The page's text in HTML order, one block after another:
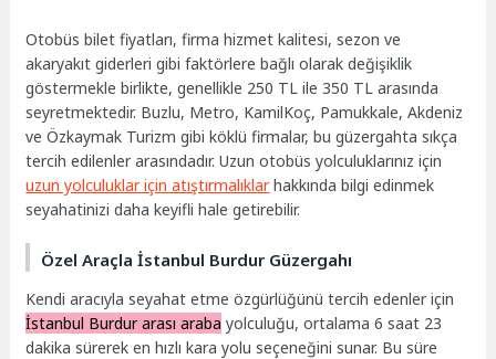
Otobüs bilet fiyatları, firma hizmet kalitesi, sezon ve
akaryakıt giderleri gibi faktörlere bağlı olarak değişiklik
göstermekle birlikte, genellikle 250 TL ile 350 TL arasında
seyretmektedir. Buzlu, Metro, KamilKoç, Pamukkale, Akdeniz
ve Özkaymak Turizm gibi köklü firmalar, bu güzergahta sıkça
tercih edilenler arasındadır. Uzun otobüs yolculuklarınız için
uzun yolculuklar için atıştırmalıklarhakkında bilgi edinmek
seyahatinizi daha keyifli hale getirebilir.
Özel Araçla İstanbul Burdur Güzergahı
Kendi aracıyla seyahat etme özgürlüğünü tercih edenler için
İstanbul Burdur arası araba yolculuğu, ortalama 6 saat 23
dakika sürerek en hızlı kara yolu seçeneğini sunar. Bu süre